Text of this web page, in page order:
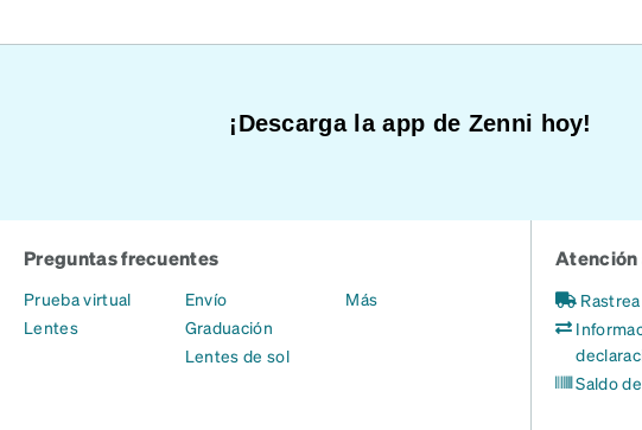
¡Descarga la app de Zenni hoy!
Preguntas frecuentes
Prueba virtual
Lentes
Envío
Graduación
Lentes de sol
Más
Atención
Saldo